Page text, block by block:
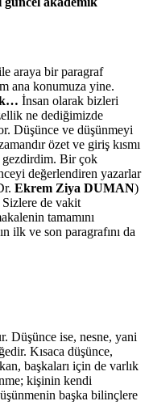
araya bir paragraf
ana konumuza yine.
İnsan olarak bizleri
ne dediğimizde
Düşünce ve düşünmeyi
özet ve giriş kısmı
gezdirdim. Bir çok
değerlendiren yazarlar
Ekrem Ziya DUMAN)
Sizlere de vakit
tamamını
ilk ve son paragrafını da
Düşünce ise, nesne, yani
Kısaca düşünce,
başkaları için de varlık
kişinin kendi
başka bilinçlere